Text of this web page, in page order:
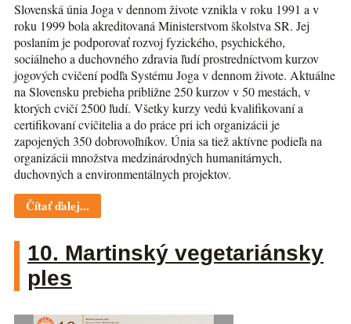
Slovenská únia Joga v dennom živote vznikla v roku 1991 a v
roku 1999 bola akreditovaná Ministerstvom školstva SR. Jej
poslaním je podporovať rozvoj fyzického, psychického,
sociálneho a duchovného zdravia ľudí prostredníctvom kurzov
jogových cvičení podľa Systému Joga v dennom živote. Aktuálne
na Slovensku prebieha približne 250 kurzov v 50 mestách, v
ktorých cvičí 2500 ľudí. Všetky kurzy vedú kvalifikovaní a
certifikovaní cvičitelia a do práce pri ich organizácii je
zapojených 350 dobrovoľníkov. Únia sa tiež aktívne podieľa na
organizácii množstva medzinárodných humanitárnych,
duchovných a environmentálnych projektov.
Čítať ďalej...
10. Martinský vegetariánsky
ples